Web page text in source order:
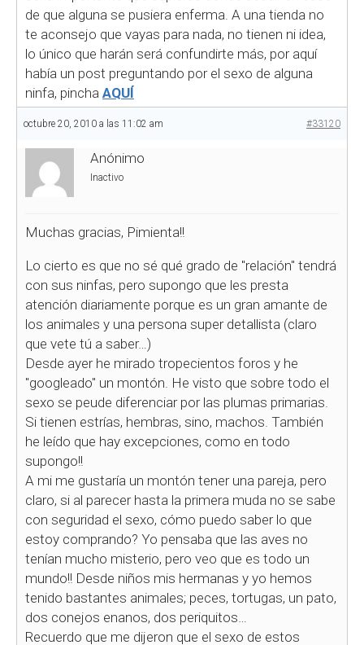
de que alguna se pusiera enferma. A una tienda no
te aconsejo que vayas para nada, no tienen ni idea,
lo único que harán será confundirte más, por aquí
había un post preguntando por el sexo de alguna
ninfa, pincha AQUÍ
octubre 20, 2010 a las 11:02 am #33120
Anónimo
Inactivo
Muchas gracias, Pimienta!!
Lo cierto es que no sé qué grado de "relación" tendrá
con sus ninfas, pero supongo que les presta
atención diariamente porque es un gran amante de
los animales y una persona super detallista (claro
que vete tú a saber…)
Desde ayer he mirado tropecientos foros y he
"googleado" un montón. He visto que sobre todo el
sexo se peude diferenciar por las plumas primarias.
Si tienen estrías, hembras, sino, machos. También
he leído que hay excepciones, como en todo
supongo!!
A mi me gustaría un montón tener una pareja, pero
claro, si al parecer hasta la primera muda no se sabe
con seguridad el sexo, cómo puedo saber lo que
estoy comprando? Yo pensaba que las aves no
tenían mucho misterio, pero veo que es todo un
mundo!! Desde niños mis hermanas y yo hemos
tenido bastantes animales; peces, tortugas, un pato,
dos conejos enanos, dos periquitos…
Recuerdo que me dijeron que el sexo de estos